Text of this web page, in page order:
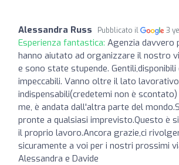
Alessandra Russ Pubblicato il 3
Esperienza fantastica: Agenzia davvero
hanno aiutato ad organizzare il nostro
e sono state stupende. Gentili,disponibili
impeccabili. Vanno oltre il lato
indispensabili(credetemi non è
me, è andata dall'altra parte del
pronte a qualsiasi imprevisto.Questo è
il proprio lavoro.Ancora grazie,ci
sicuramente a voi per i nostri prossimi
Alessandra e Davide